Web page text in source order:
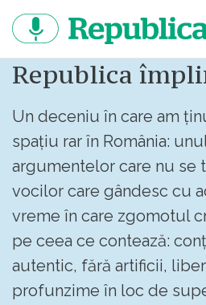
continut
Republica
Un deceniu în care am
spațiu rar în România:
argumentelor care nu se
vocilor care gândesc cu
vreme în care zgomotul
pe ceea ce contează:
autentic, fără artificii,
profunzime în loc de